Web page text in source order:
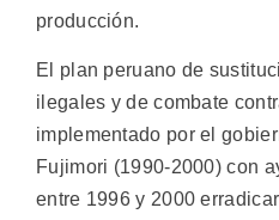
producción.
El plan peruano de
ilegales y de combate
implementado por el
Fujimori (1990-2000) con
entre 1996 y 2000